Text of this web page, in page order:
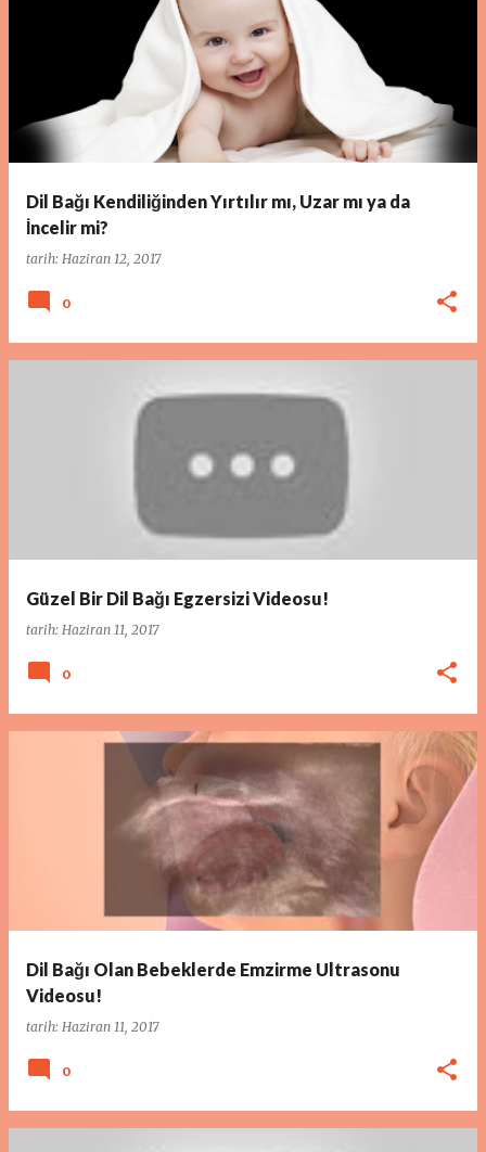
Dil Bağı Kendiliğinden Yırtılır mı, Uzar mı ya da
İncelir mi?
tarih: Haziran 12, 2017
0
Güzel Bir Dil Bağı Egzersizi Videosu!
tarih: Haziran 11, 2017
0
Dil Bağı Olan Bebeklerde Emzirme Ultrasonu
Videosu!
tarih: Haziran 11, 2017
0